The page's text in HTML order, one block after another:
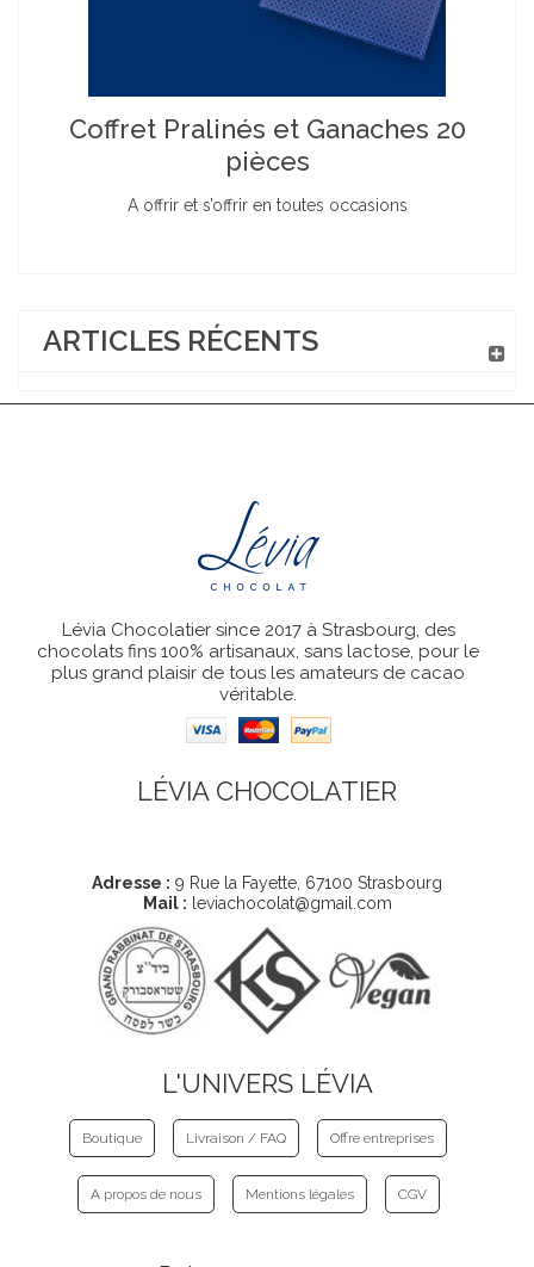
Coffret Pralinés et Ganaches 20
pièces
A offrir et s’offrir en toutes occasions
ARTICLES RÉCENTS
Lévia Chocolatier since 2017 à Strasbourg, des
chocolats fins 100% artisanaux, sans lactose, pour le
plus grand plaisir de tous les amateurs de cacao
véritable.
LÉVIA CHOCOLATIER
Adresse : 9 Rue la Fayette, 67100 Strasbourg
Mail : leviachocolat@gmail.com
L'UNIVERS LÉVIA
Boutique Livraison / FAQ Offre entreprises
A propos de nous Mentions légales CGV